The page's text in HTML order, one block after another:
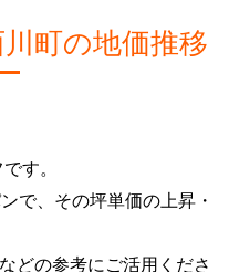
町の地価推移
す。
で、その坪単価の上昇・
どの参考にご活用くださ